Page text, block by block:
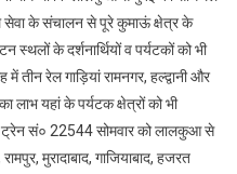
के संचालन से पूरे कुमाऊं क्षेत्र के
स्थलों के दर्शनार्थियों व पर्यटकों को भी
तीन रेल गाड़ियां रामनगर, हल्द्वानी और
यहां के पर्यटक क्षेत्रों को भी
ट्रेन सं० 22544 सोमवार को लालकुआ से
मुरादाबाद, गाजियाबाद, हजरत